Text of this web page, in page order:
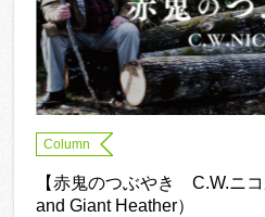
Column
【赤鬼のつぶやき C.W.ニ
and Giant Heather）